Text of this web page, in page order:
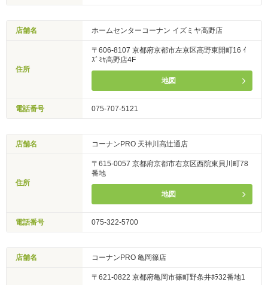
店舗名 ホームセンターコーナン イズミヤ高野店
住所
〒606-8107 京都府京都市左京区高野東開町16 ｲ
ｽﾞﾐﾔ高野店4F
地図
電話番号 075-707-5121
店舗名 コーナンPRO 天神川高辻通店
住所
〒615-0057 京都府京都市右京区西院東貝川町78
番地
地図
電話番号 075-322-5700
店舗名 コーナンPRO 亀岡篠店
〒621-0822 京都府亀岡市篠町野条井ﾎﾗ32番地1